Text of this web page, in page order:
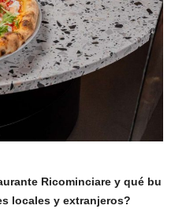
Ricominciare y qué bu
locales y extranjeros?